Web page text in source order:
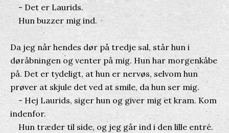
- Det er Laurids.
Hun buzzer mig ind.
Da jeg når hendes dør på tredje sal, står hun i
døråbningen og venter på mig. Hun har morgenkåbe
på. Det er tydeligt, at hun er nervøs, selvom hun
prøver at skjule det ved at smile, da hun ser mig.
- Hej Laurids, siger hun og giver mig et kram. Kom
indenfor.
Hun træder til side, og jeg går ind i den lille entré.